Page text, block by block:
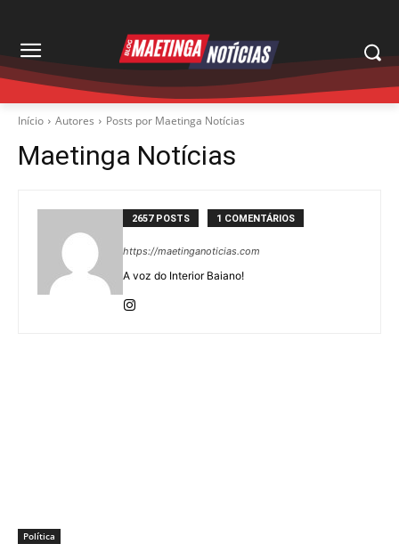
Início Autores Posts por Maetinga Notícias
Maetinga Notícias
2657 POSTS 1 COMENTÁRIOS
https://maetinganoticias.com
A voz do Interior Baiano!
Política